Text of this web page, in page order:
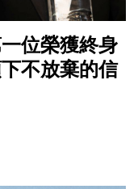
位榮獲終身
不放棄的信